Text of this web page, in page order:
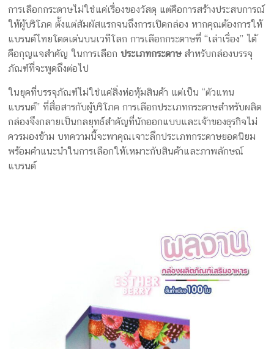
กล่อง
รับ
ผลิต
กล่อง
ครีม
ผลิต
กล่อง
สบู่
Packaging
Design
รับ
การเลือกกระดาษไม่ใช่แค่เรื่องของวัสดุ แต่คือการสร้างประสบการณ์
ให้ผู้บริโภค ตั้งแต่สัมผัสแรกจนถึงการเปิดกล่อง หากคุณต้องการให้
แบรนด์ไทยโดดเด่นบนเวทีโลก การเลือกกระดาษที่ “เล่าเรื่อง” ได้
คือกุญแจสำคัญ ในการเลือกประเภทกระดาษสำหรับกล่องบรรจุ
ภัณฑ์ที่จะพูดถึงต่อไป
ในยุคที่บรรจุภัณฑ์ไม่ใช่แค่สิ่งห่อหุ้มสินค้า แต่เป็น “ตัวแทน
แบรนด์” ที่สื่อสารกับผู้บริโภค การเลือกประเภทกระดาษสำหรับผลิต
กล่องจึงกลายเป็นกลยุทธ์สำคัญที่นักออกแบบและเจ้าของธุรกิจไม่
ควรมองข้าม บทความนี้จะพาคุณเจาะลึกประเภทกระดาษยอดนิยม
พร้อมคำแนะนำในการเลือกให้เหมาะกับสินค้าและภาพลักษณ์
แบรนด์